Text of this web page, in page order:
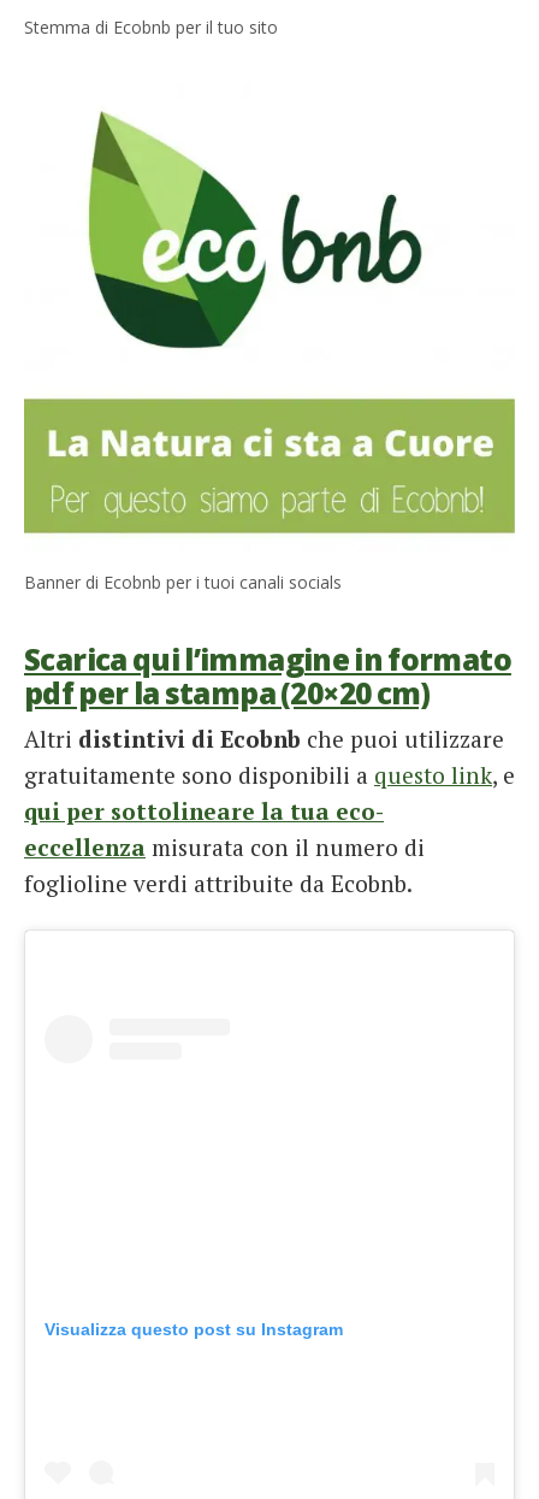
Stemma di Ecobnb per il tuo sito
Banner di Ecobnb per i tuoi canali socials
Scarica qui l’immagine in formato
pdf per la stampa (20×20 cm)
Altri distintivi di Ecobnb che puoi utilizzare
gratuitamente sono disponibili a questo link, e
qui per sottolineare la tua eco-
eccellenza misurata con il numero di
foglioline verdi attribuite da Ecobnb.
Visualizza questo post su Instagram